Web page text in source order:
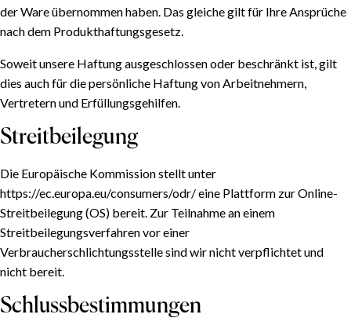
der Ware übernommen haben. Das gleiche gilt für Ihre Ansprüche
nach dem Produkthaftungsgesetz.
Soweit unsere Haftung ausgeschlossen oder beschränkt ist, gilt
dies auch für die persönliche Haftung von Arbeitnehmern,
Vertretern und Erfüllungsgehilfen.
Streitbeilegung
Die Europäische Kommission stellt unter
https://ec.europa.eu/consumers/odr/ eine Plattform zur Online-
Streitbeilegung (OS) bereit. Zur Teilnahme an einem
Streitbeilegungsverfahren vor einer
Verbraucherschlichtungsstelle sind wir nicht verpflichtet und
nicht bereit.
Schlussbestimmungen